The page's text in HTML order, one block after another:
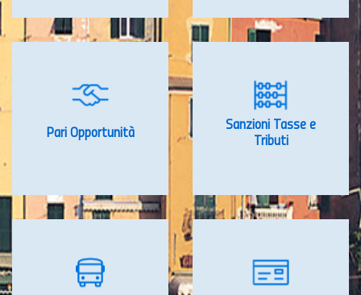
Pari Opportunità
Sanzioni Tasse e
Tributi